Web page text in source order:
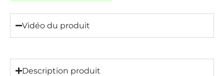
Vidéo du produit
Description produit